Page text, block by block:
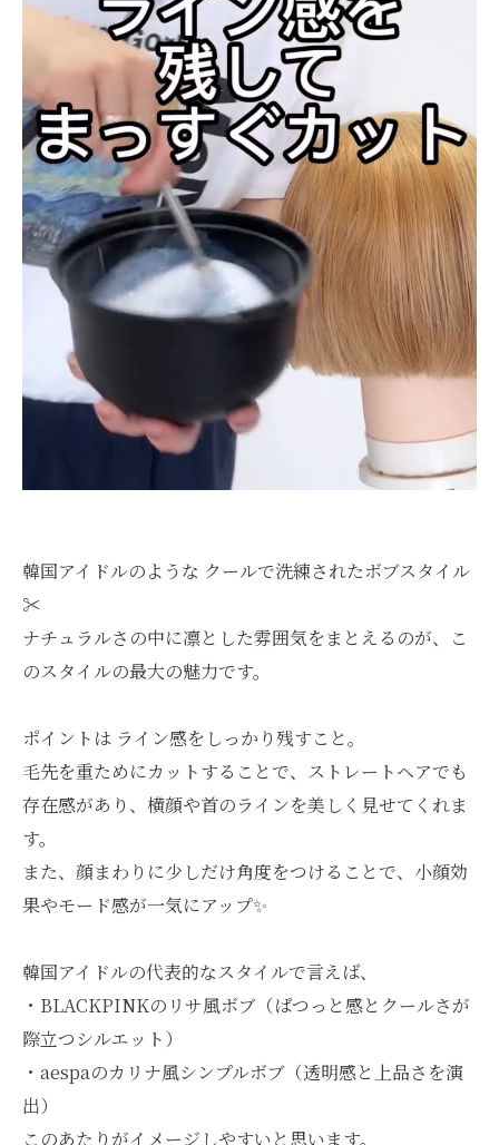
韓国アイドルのような クールで洗練されたボブスタイル
✂️
ナチュラルさの中に凛とした雰囲気をまとえるのが、こ
のスタイルの最大の魅力です。
ポイントは ライン感をしっかり残すこと。
毛先を重ためにカットすることで、ストレートヘアでも
存在感があり、横顔や首のラインを美しく見せてくれま
す。
また、顔まわりに少しだけ角度をつけることで、小顔効
果やモード感が一気にアップ✨
韓国アイドルの代表的なスタイルで言えば、
・BLACKPINKのリサ風ボブ（ぱつっと感とクールさが
際立つシルエット）
・aespaのカリナ風シンプルボブ（透明感と上品さを演
出）
このあたりがイメージしやすいと思います。